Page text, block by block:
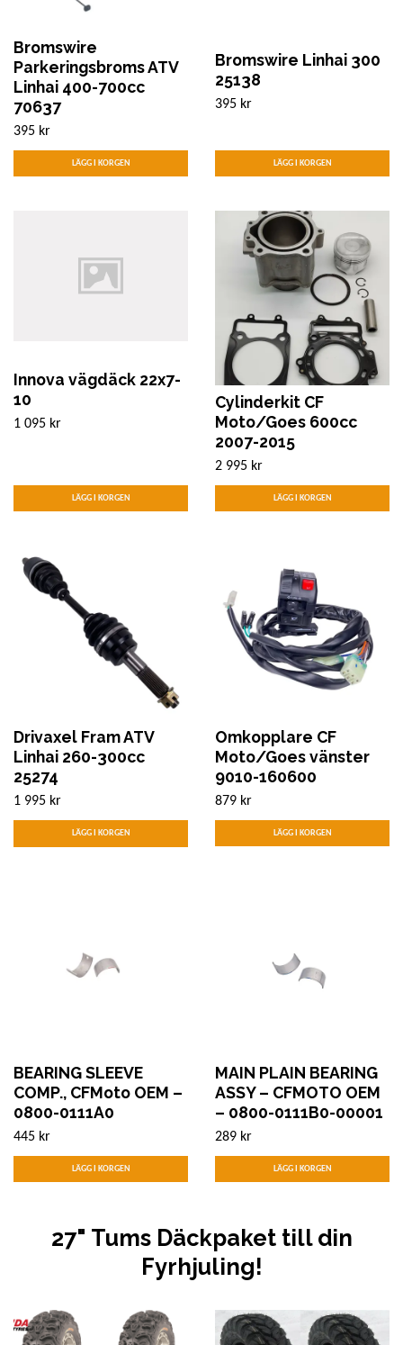
Bromswire
Parkeringsbroms ATV
Linhai 400-700cc
70637
395 kr
Bromswire Linhai 300
25138
395 kr
Innova vägdäck 22x7-
10
1 095 kr
Cylinderkit CF
Moto/Goes 600cc
2007-2015
2 995 kr
Drivaxel Fram ATV
Linhai 260-300cc
25274
1 995 kr
Omkopplare CF
Moto/Goes vänster
9010-160600
879 kr
BEARING SLEEVE
COMP., CFMoto OEM –
0800-0111A0
445 kr
MAIN PLAIN BEARING
ASSY – CFMOTO OEM
– 0800-0111B0-00001
289 kr
27" Tums Däckpaket till din
Fyrhjuling!